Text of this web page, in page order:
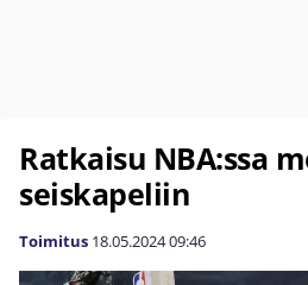
Ratkaisu NBA:ssa
seiskapeliin
Toimitus 18.05.202409:46